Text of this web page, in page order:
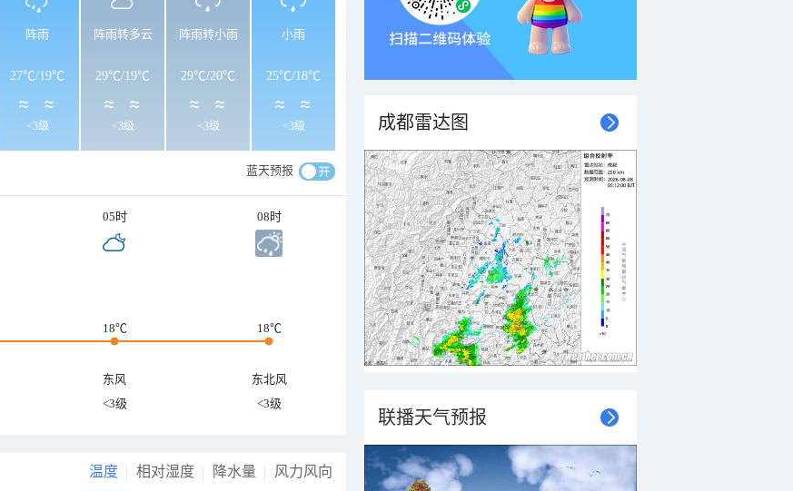
阵雨
27℃/19℃
<3级
阵雨转多云
29℃/19℃
<3级
阵雨转小雨
29℃/20℃
<3级
小雨
25℃/18℃
<3级
蓝天预报
05时 08时
18℃ 18℃
东风
东北风
<3级 <3级
温度 相对湿度 降水量 风力风向
成都雷达图
联播天气预报